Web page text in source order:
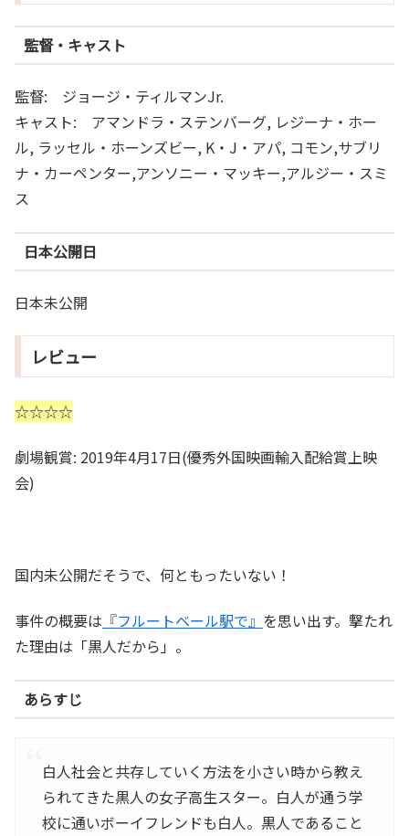
監督・キャスト
監督: ジョージ・ティルマンJr.
キャスト: アマンドラ・ステンバーグ, レジーナ・ホー
ル, ラッセル・ホーンズビー, K・J・アパ, コモン,サブリ
ナ・カーペンター,アンソニー・マッキー,アルジー・スミ
ス
日本公開日
日本未公開
レビュー
☆☆☆☆
劇場観賞: 2019年4月17日(優秀外国映画輸入配給賞上映
会)
国内未公開だそうで、何ともったいない！
事件の概要は 『フルートベール駅で』 を思い出す。撃たれ
た理由は「黒人だから」。
あらすじ
白人社会と共存していく方法を小さい時から教え
られてきた黒人の女子高生スター。白人が通う学
校に通いボーイフレンドも白人。黒人であること